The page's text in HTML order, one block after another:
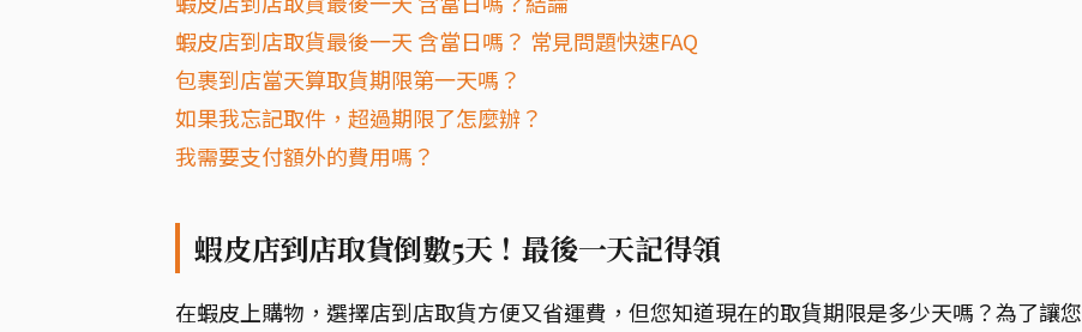
蝦皮店到店取貨最後一天 含當日嗎？ 常見問題快速FAQ
包裹到店當天算取貨期限第一天嗎？
如果我忘記取件，超過期限了怎麼辦？
我需要支付額外的費用嗎？
蝦皮店到店取貨倒數5天！最後一天記得領
在蝦皮上購物，選擇店到店取貨方便又省運費，但您知道現在的取貨期限是多少天嗎？為了讓您